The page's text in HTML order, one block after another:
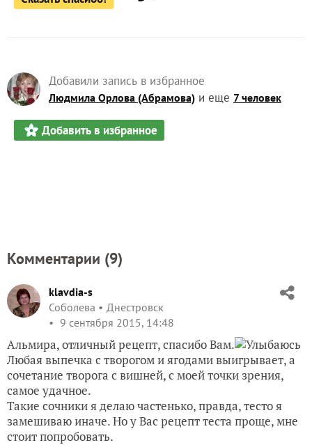
Добавили запись в избранное
Людмила Орлова (Абрамова) и еще 7 человек
Добавить в избранное
Комментарии (9)
klavdia-s
Соболева
Днестровск
9 сентября 2015, 14:48
Альмира, отличный рецепт, спасибо Вам.
Любая выпечка с творогом и ягодами выигрывает, а
сочетание творога с вишней, с моей точки зрения,
самое удачное.
Такие сочники я делаю частенько, правда, тесто я
замешиваю иначе. Но у Вас рецепт теста проще, мне
стоит попробовать.